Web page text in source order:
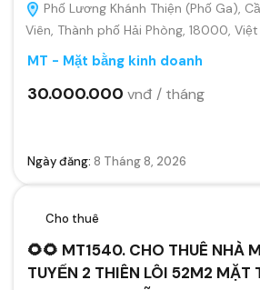
Phố Lương Khánh Thiện (Phố Ga),
Viên, Thành phố Hải Phòng, 18000,
MT - Mặt bằng kinh doanh
30.000.000 vnđ / tháng
Ngày đăng: 8 Tháng 8, 2026
Cho thuê
🌻🌻 MT1540. CHO THUÊ NHÀ
TUYẾN 2 THIÊN LÔI 52M2 MẶT